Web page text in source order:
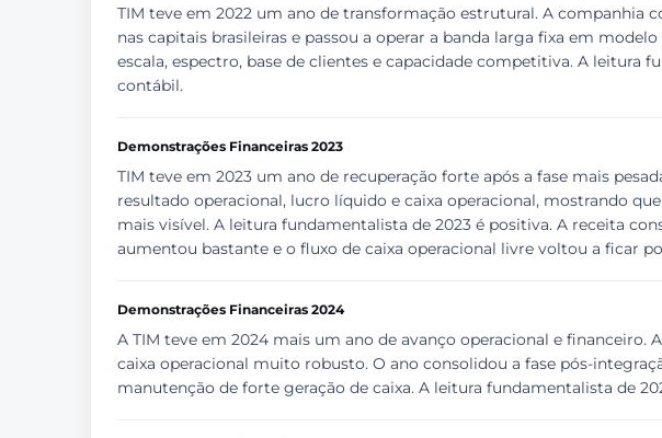
TIM teve em 2022 um ano de transformação estrutural. A companhia
nas capitais brasileiras e passou a operar a banda larga fixa em
escala, espectro, base de clientes e capacidade competitiva. A
contábil.
Demonstrações Financeiras 2023
TIM teve em 2023 um ano de recuperação forte após a fase mais
resultado operacional, lucro líquido e caixa operacional, mostrando
mais visível. A leitura fundamentalista de 2023 é positiva. A receita
aumentou bastante e o fluxo de caixa operacional livre voltou a ficar
Demonstrações Financeiras 2024
A TIM teve em 2024 mais um ano de avanço operacional e
caixa operacional muito robusto. O ano consolidou a fase pós-
manutenção de forte geração de caixa. A leitura fundamentalista de